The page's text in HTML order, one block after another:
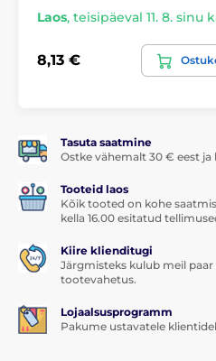
Laos, teisipäeval 11. 8. sinu
8,13 €
Tasuta saatmine
Ostke vähemalt 30 € eest
Tooteid laos
Kõik tooted on kohe
kella 16.00 esitatud
Kiire klienditugi
Järgmisteks kulub meil
tootevahetus.
Lojaalsusprogramm
Pakume ustavatele